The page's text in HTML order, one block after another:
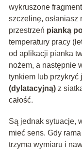
wykruszone
szczelinę, osłaniasz
przestrzeń pianką
temperatury pracy
od aplikacji pianka
nożem, a następnie
tynkiem lub przykryć
(dylatacyjną)z
całość.
Są jednak sytuacje,
mieć sens. Gdy
trzyma wymiaru i